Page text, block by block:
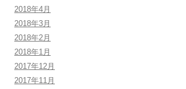
2018年4月
2018年3月
2018年2月
2018年1月
2017年12月
2017年11月